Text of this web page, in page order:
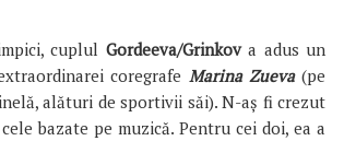
cuplul Gordeeva/Grinkova adus un
coregrafe Marina Zueva(pe
alături de sportivii săi). N-aș fi crezut
bazate pe muzică. Pentru cei doi, ea a